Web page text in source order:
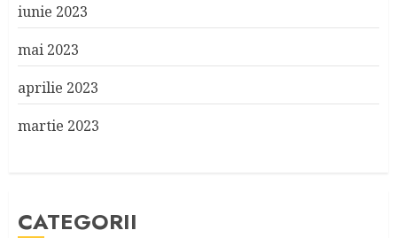
iunie 2023
mai 2023
aprilie 2023
martie 2023
CATEGORII